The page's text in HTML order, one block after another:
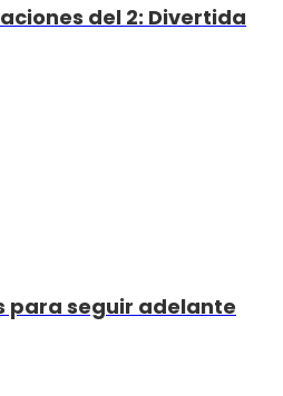
del 2: Divertida
para seguir adelante